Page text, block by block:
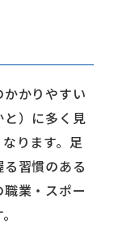
かりやすい
）に多く見
ります。足
習慣のある
業・スポー